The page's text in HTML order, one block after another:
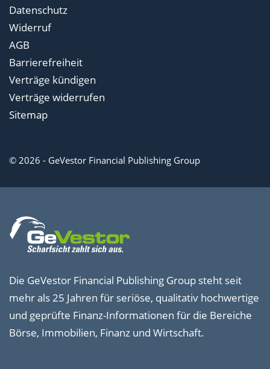
Datenschutz
Widerruf
AGB
Barrierefreiheit
Verträge kündigen
Verträge widerrufen
Sitemap
© 2026 - GeVestor Financial Publishing Group
Die GeVestor Financial Publishing Group steht seit
mehr als 25 Jahren für seriöse, qualitativ hochwertige
und geprüfte Finanz-Informationen für die Bereiche
Börse, Immobilien, Finanz und Wirtschaft.